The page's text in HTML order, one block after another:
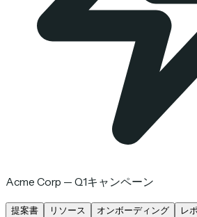
Acme Corp — Q1キャンペーン
提案書 リソース オンボーディング レ